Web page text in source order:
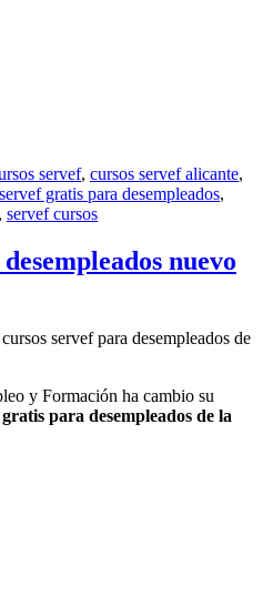
servef, cursos servef alicante,
gratis para desempleados,
, servef cursos
nuevo
servef para desempleados de
y Formación ha cambio su
para desempleados de la